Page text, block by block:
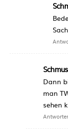
Dann
man
sehen